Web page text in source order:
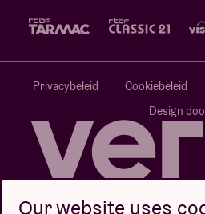
Privacybeleid Cookiebeleid
Design
Website
Our website uses